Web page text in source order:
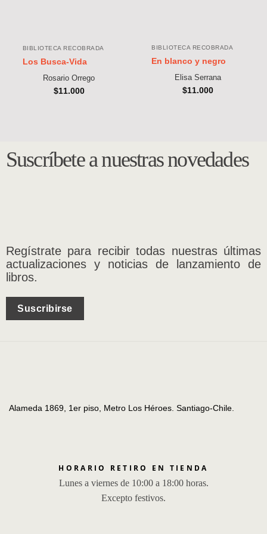
BIBLIOTECA RECOBRADA
Los Busca-Vida
Rosario Orrego
$11.000
BIBLIOTECA RECOBRADA
En blanco y negro
Elisa Serrana
$11.000
Suscríbete a nuestras novedades
Regístrate para recibir todas nuestras últimas
actualizaciones y noticias de lanzamiento de
libros.
Suscribirse
Alameda 1869, 1er piso, Metro Los Héroes. Santiago-Chile.
HORARIO RETIRO EN TIENDA
Lunes a viernes de 10:00 a 18:00 horas.
Excepto festivos.